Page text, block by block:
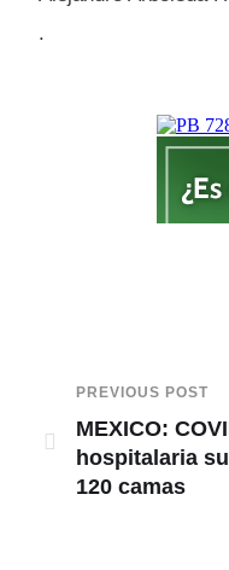
.
PREVIOUS POST
MEXICO:
hospitalaria
120 camas